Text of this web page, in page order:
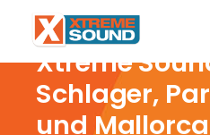
Xtreme
Schlager,
und Mallorca